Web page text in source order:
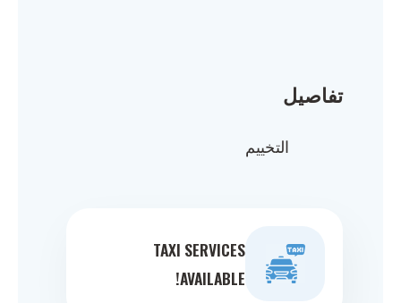
تفاصيل
التخييم
TAXI SERVICES
AVAILABLE!